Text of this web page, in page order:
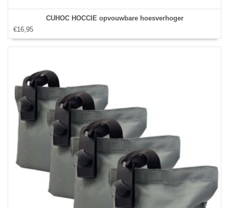
CUHOC HOCCIE opvouwbare hoesverhoger
€16,95